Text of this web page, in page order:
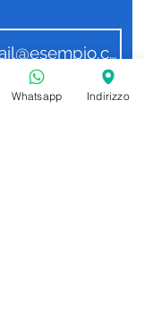
InviaWhatsapp Indirizzo